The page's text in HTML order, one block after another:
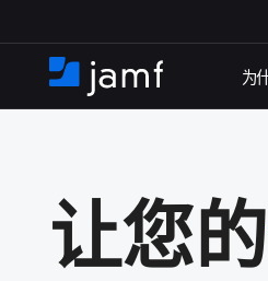
​
至
内
容
首
​
为
让​您​的